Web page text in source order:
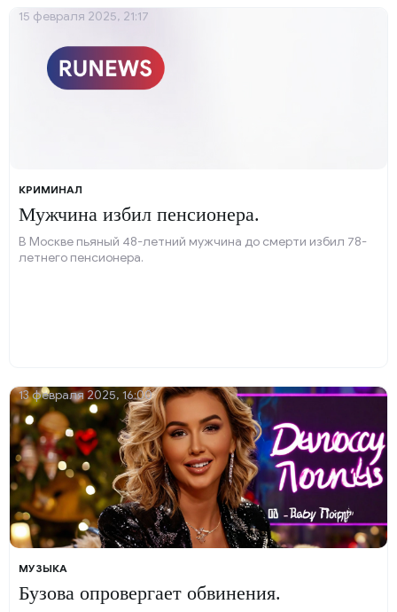
КРИМИНАЛ
Мужчина избил пенсионера.
В Москве пьяный 48-летний мужчина до смерти избил 78-
летнего пенсионера.
15 февраля 2025, 21:17
МУЗЫКА
Бузова опровергает обвинения.
13 февраля 2025, 16:00